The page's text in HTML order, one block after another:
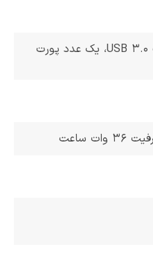
دو عدد پورت USB 3.0، یک عدد پورت
ساعت